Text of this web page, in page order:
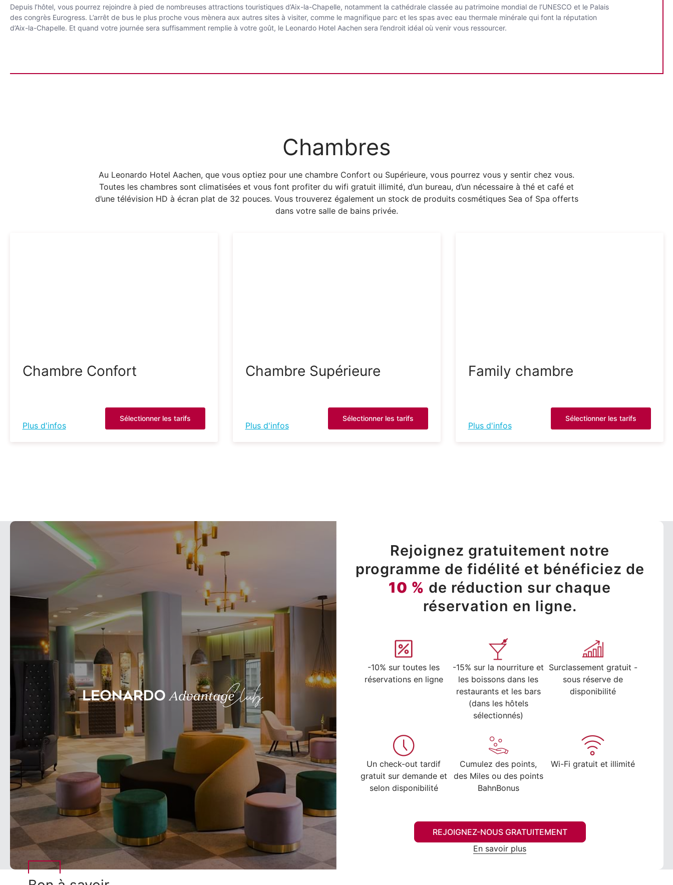
Depuis l’hôtel, vous pourrez rejoindre à pied de nombreuses attractions touristiques d’Aix-la-Chapelle, notamment la cathédrale classée au patrimoine mondial de l’UNESCO et le Palais
des congrès Eurogress. L’arrêt de bus le plus proche vous mènera aux autres sites à visiter, comme le magnifique parc et les spas avec eau thermale minérale qui font la réputation
d’Aix-la-Chapelle. Et quand votre journée sera suffisamment remplie à votre goût, le Leonardo Hotel Aachen sera l’endroit idéal où venir vous ressourcer.
Chambres
Au Leonardo Hotel Aachen, que vous optiez pour une chambre Confort ou Supérieure, vous pourrez vous y sentir chez vous.
Toutes les chambres sont climatisées et vous font profiter du wifi gratuit illimité, d’un bureau, d’un nécessaire à thé et café et
d’une télévision HD à écran plat de 32 pouces. Vous trouverez également un stock de produits cosmétiques Sea of Spa offerts
dans votre salle de bains privée.
Chambre Confort
Plus d'infos
Sélectionner les tarifs
Chambre Supérieure
Plus d'infos
Sélectionner les tarifs
Family chambre
Plus d'infos
Sélectionner les tarifs
Rejoignez gratuitement notre
programme de fidélité et bénéficiez de
10 % de réduction sur chaque
réservation en ligne.
-10% sur toutes les
réservations en ligne
-15% sur la nourriture et
les boissons dans les
restaurants et les bars
(dans les hôtels
sélectionnés)
Surclassement gratuit -
sous réserve de
disponibilité
Un check-out tardif
gratuit sur demande et
selon disponibilité
Cumulez des points,
des Miles ou des points
BahnBonus
Wi-Fi gratuit et illimité
REJOIGNEZ-NOUS GRATUITEMENT
En savoir plus